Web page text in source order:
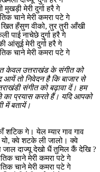
मुखड़ी मेरी दुर्गा हरै गे
चाने मेरी कमरा पटे गे
हँसुण वीको, तुर तुरी आँखी
पाई नाचेछे दुर्गा हरै गे
आंसूई मेरी दुर्गा हरै गे
चाने मेरी कमरा पटे गे
केवल उत्तराखंड के संगीत को
तो निवेदन है कि बाजार से
संगीत को बढ़ावा दें। हम
का प्रयास करते हैं। यदि आपको
में बतायें।
शटिक गे। येल म्यार गाव गाव
यो, क्वे शटके ली जालो। क्वे
हो जाल दाज्यू देखो धैं तुमिल कैं देखि ?
चाने मेरी कमरा पटे गे
चाने मेरी कमरा पटे गे